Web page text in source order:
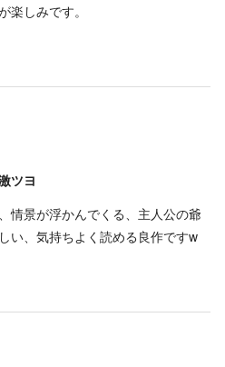
楽しみです。
ツヨ
情景が浮かんでくる、主人公の爺
い、気持ちよく読める良作ですw